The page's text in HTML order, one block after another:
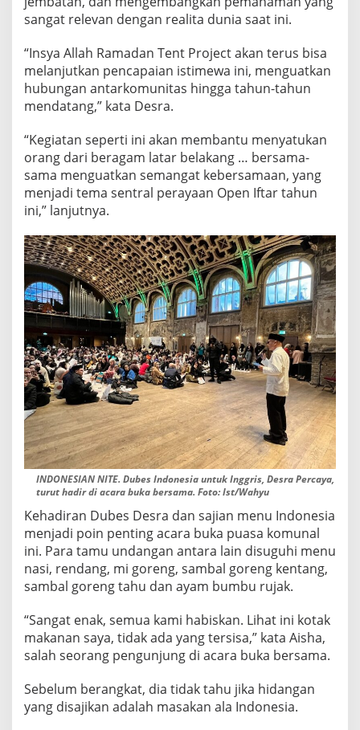
sangat relevan dengan realita dunia saat ini.
“Insya Allah Ramadan Tent Project akan terus bisa
melanjutkan pencapaian istimewa ini, menguatkan
hubungan antarkomunitas hingga tahun-tahun
mendatang,” kata Desra.
“Kegiatan seperti ini akan membantu menyatukan
orang dari beragam latar belakang … bersama-
sama menguatkan semangat kebersamaan, yang
menjadi tema sentral perayaan Open Iftar tahun
ini,” lanjutnya.
INDONESIAN NITE. Dubes Indonesia untuk Inggris, Desra Percaya,
turut hadir di acara buka bersama. Foto: Ist/Wahyu
Kehadiran Dubes Desra dan sajian menu Indonesia
menjadi poin penting acara buka puasa komunal
ini. Para tamu undangan antara lain disuguhi menu
nasi, rendang, mi goreng, sambal goreng kentang,
sambal goreng tahu dan ayam bumbu rujak.
“Sangat enak, semua kami habiskan. Lihat ini kotak
makanan saya, tidak ada yang tersisa,” kata Aisha,
salah seorang pengunjung di acara buka bersama.
Sebelum berangkat, dia tidak tahu jika hidangan
yang disajikan adalah masakan ala Indonesia.